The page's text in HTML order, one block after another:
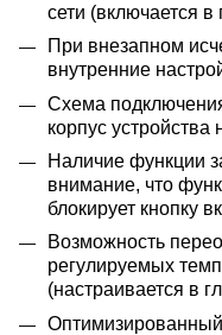
сети (включается в
При внезапном
внутренние
Схема
корпус устройства
Наличие функции
внимание, что
блокирует кнопку
Возможность
регулируемых
(настраивается в